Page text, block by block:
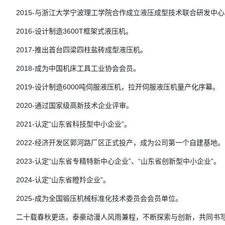
2015-与浙江大学宁波理工学院合作成立液压成型技术联合研发中心
2016-设计制造3600T框架式液压机。
2017-推出首台四梁四柱盐砖成型液压机。
2018-成为中国机床工具工业协会会员。
2019-设计制造6000吨伺服液压机，拉开伺服液压机量产化序幕。
2020-通过国家级高新技术企业评审。
2021-认定“山东省科技型中小企业”。
2022-经济开发区郭河路厂区正式投产，成为公司第一个自建基地。
2023-认定“山东省专精特新中心企业”、“山东省创新型中小企业”。
2024-认定“山东省瞪羚企业”。
2025-成为全国锻压机械标准化技术委员会会员单位。
二十载春秋更迭，泰豪动漫人风雨兼程，不断探索与创新，共同书